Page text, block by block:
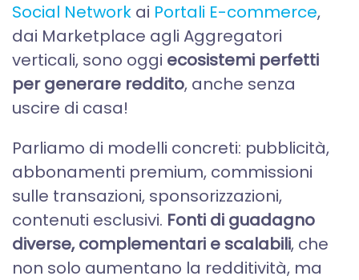
Social Network ai Portali E-commerce,
dai Marketplace agli Aggregatori
verticali, sono oggi ecosistemi perfetti
per generare reddito, anche senza
uscire di casa!
Parliamo di modelli concreti: pubblicità,
abbonamenti premium, commissioni
sulle transazioni, sponsorizzazioni,
contenuti esclusivi. Fonti di guadagno
diverse, complementari e scalabili, che
non solo aumentano la redditività, ma